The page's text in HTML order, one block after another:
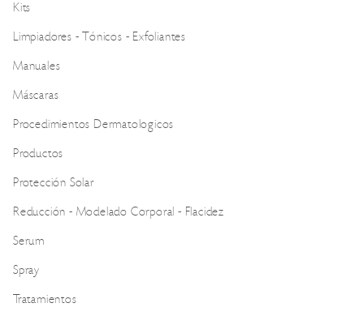
Kits
Limpiadores - Tónicos - Exfoliantes
Manuales
Máscaras
Procedimientos Dermatologicos
Productos
Protección Solar
Reducción - Modelado Corporal - Flacidez
Serum
Spray
Tratamientos